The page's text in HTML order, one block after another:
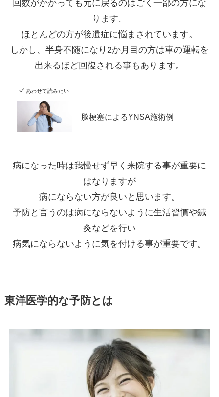
回数がかかっても元に戻るのはごく一部の方にな
ります。
ほとんどの方が後遺症に悩まされています。
しかし、半身不随になり2か月目の方は車の運転を
出来るほど回復される事もあります。
あわせて読みたい
脳梗塞によるYNSA施術例
病になった時は我慢せず早く来院する事が重要に
はなりますが
病にならない方が良いと思います。
予防と言うのは病にならないように生活習慣や鍼
灸などを行い
病気にならないように気を付ける事が重要です。
東洋医学的な予防とは